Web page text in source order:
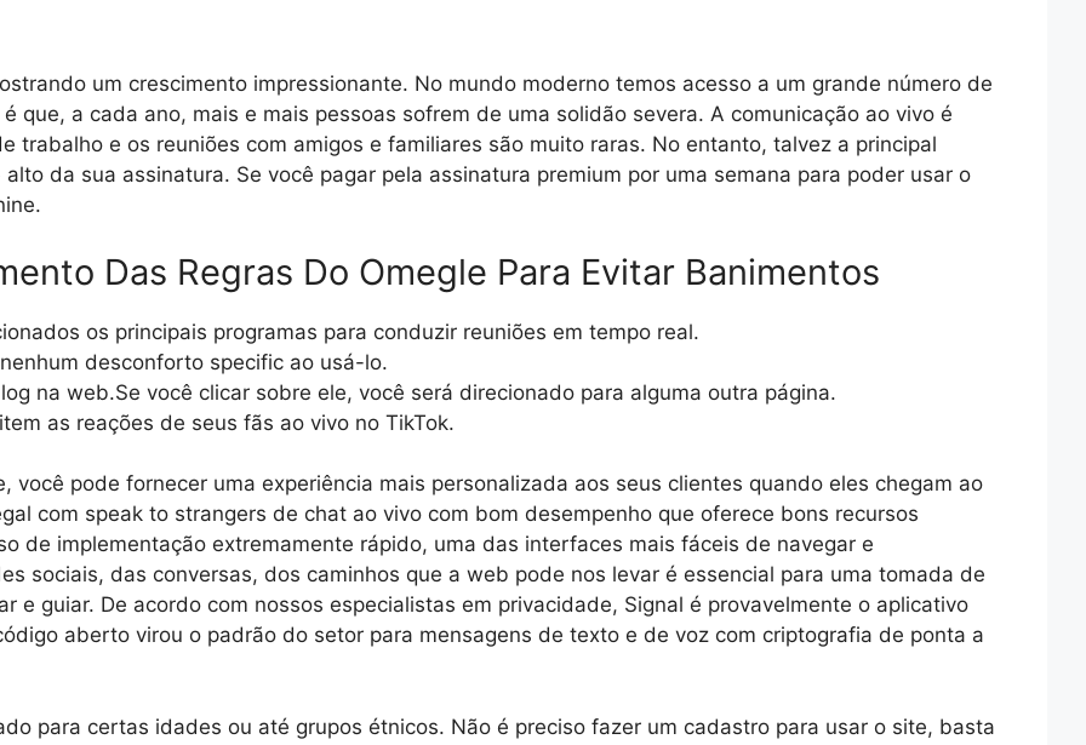
um crescimento impressionante. No mundo moderno temos acesso a um grande número de
que, a cada ano, mais e mais pessoas sofrem de uma solidão severa. A comunicação ao vivo é
trabalho e os reuniões com amigos e familiares são muito raras. No entanto, talvez a principal
da sua assinatura. Se você pagar pela assinatura premium por uma semana para poder usar o
Das Regras Do Omegle Para Evitar Banimentos
os principais programas para conduzir reuniões em tempo real.
desconforto specific ao usá-lo.
na web.Se você clicar sobre ele, você será direcionado para alguma outra página.
as reações de seus fãs ao vivo no TikTok.
pode fornecer uma experiência mais personalizada aos seus clientes quando eles chegam ao
com speak to strangers de chat ao vivo com bom desempenho que oferece bons recursos
de implementação extremamente rápido, uma das interfaces mais fáceis de navegar e
sociais, das conversas, dos caminhos que a web pode nos levar é essencial para uma tomada de
e guiar. De acordo com nossos especialistas em privacidade, Signal é provavelmente o aplicativo
aberto virou o padrão do setor para mensagens de texto e de voz com criptografia de ponta a
para certas idades ou até grupos étnicos. Não é preciso fazer um cadastro para usar o site, basta